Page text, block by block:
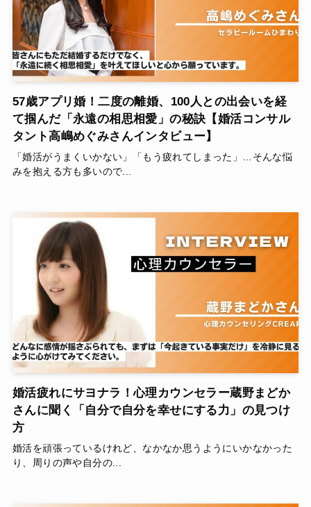
57歳アプリ婚！二度の離婚、100人との出会いを経
て掴んだ「永遠の相思相愛」の秘訣【婚活コンサル
タント高嶋めぐみさんインタビュー】
「婚活がうまくいかない」「もう疲れてしまった」…そんな悩
みを抱える方も多いので...
婚活疲れにサヨナラ！心理カウンセラー蔵野まどか
さんに聞く「自分で自分を幸せにする力」の見つけ
方
婚活を頑張っているけれど、なかなか思うようにいかなかった
り、周りの声や自分の...